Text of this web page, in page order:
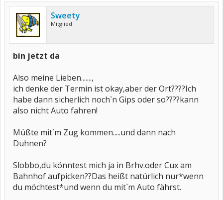
Sweety
Mitglied
bin jetzt da
Also meine Lieben.......,
ich denke der Termin ist okay,aber der Ort????Ich
habe dann sicherlich noch`n Gips oder so????kann
also nicht Auto fahren!
Müßte mit`m Zug kommen.....und dann nach
Duhnen?
Slobbo,du könntest mich ja in Brhv.oder Cux am
Bahnhof aufpicken??Das heißt natürlich nur*wenn
du möchtest*und wenn du mit`m Auto fährst.